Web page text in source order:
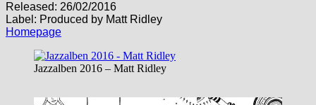
Released: 26/02/2016
Label: Produced by Matt Ridley
Homepage
Jazzalben 2016 – Matt Ridley